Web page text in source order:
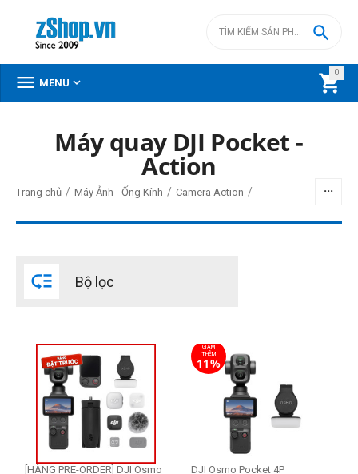
0


 MENU 
Giá
đ
Cấp độ chuyên nghiệp
Vlogger & sáng tạo nội dung
Máy quay DJI Pocket -
Action
Trang chủ / Máy Ảnh - Ống Kính / Camera Action /
 Bộ lọc
[HÀNG PRE-ORDER] DJI Osmo
GIẢM
THÊM
11%
DJI Osmo Pocket 4P